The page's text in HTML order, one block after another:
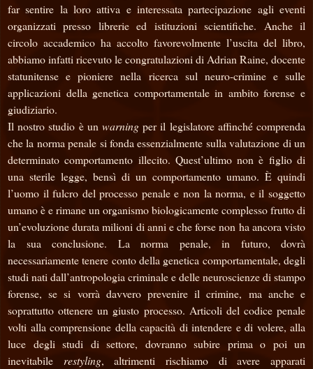
far sentire la loro attiva e interessata partecipazione agli eventi
organizzati presso librerie ed istituzioni scientifiche. Anche il
circolo accademico ha accolto favorevolmente l’uscita del libro,
abbiamo infatti ricevuto le congratulazioni di Adrian Raine, docente
statunitense e pioniere nella ricerca sul neuro-crimine e sulle
applicazioni della genetica comportamentale in ambito forense e
giudiziario.
Il nostro studio è un warning per il legislatore affinché comprenda
che la norma penale si fonda essenzialmente sulla valutazione di un
determinato comportamento illecito. Quest’ultimo non è figlio di
una sterile legge, bensì di un comportamento umano. È quindi
l’uomo il fulcro del processo penale e non la norma, e il soggetto
umano è e rimane un organismo biologicamente complesso frutto di
un’evoluzione durata milioni di anni e che forse non ha ancora visto
la sua conclusione. La norma penale, in futuro, dovrà
necessariamente tenere conto della genetica comportamentale, degli
studi nati dall’antropologia criminale e delle neuroscienze di stampo
forense, se si vorrà davvero prevenire il crimine, ma anche e
soprattutto ottenere un giusto processo. Articoli del codice penale
volti alla comprensione della capacità di intendere e di volere, alla
luce degli studi di settore, dovranno subire prima o poi un
inevitabile restyling, altrimenti rischiamo di avere apparati